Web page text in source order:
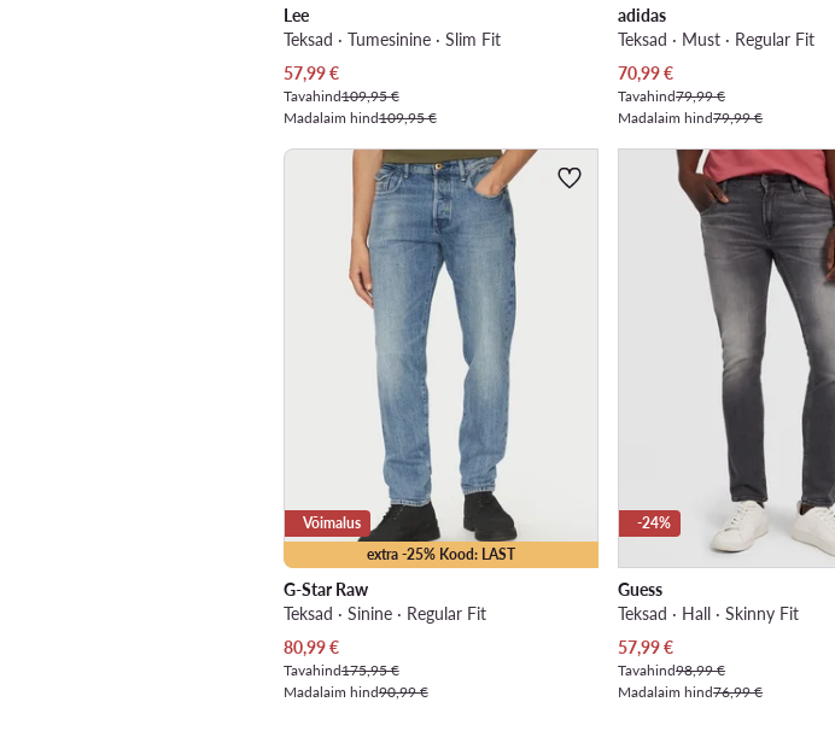
Lee
Teksad · Tumesinine · Slim Fit
Praegune hind
57,99€
Tavahind109,95 €
Madalaim hind109,95 €
adidas
Teksad · Must · Regular Fit
Praegune hind
70,99€
Tavahind79,99 €
Madalaim hind79,99 €
extra -25% Kood: LAST
Võimalus
G-Star Raw
Teksad · Sinine · Regular Fit
Praegune hind
80,99€
Tavahind175,95 €
Madalaim hind90,99 €
-24%
Guess
Teksad · Hall · Skinny Fit
Praegune hind
57,99€
Tavahind98,99 €
Madalaim hind76,99 €